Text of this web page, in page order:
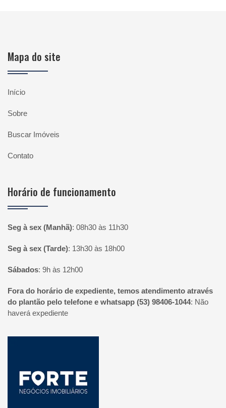
Mapa do site
Início
Sobre
Buscar Imóveis
Contato
Horário de funcionamento
Seg à sex (Manhã): 08h30 às 11h30
Seg à sex (Tarde): 13h30 às 18h00
Sábados: 9h às 12h00
Fora do horário de expediente, temos atendimento através
do plantão pelo telefone e whatsapp (53) 98406-1044: Não
haverá expediente